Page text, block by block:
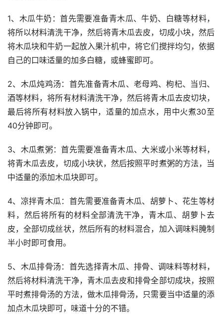
1、木瓜牛奶：首先需要准备青木瓜、牛奶、白糖等材料，
将所以材料清洗干净，然后将青木瓜去皮，切成小块，然后
将木瓜块和牛奶一起放入果汁机中，将它们搅拌均匀，依据
自己的口味适量的加多白糖，或蜂蜜即可。
2、木瓜炖鸡汤：首先准备青木瓜、老母鸡、枸杞、当归、
酒等材料，将所有材料清洗干净，然后将青木瓜去皮切块，
最后将所有材料放入锅中，适量的加点水，用中火煮30至
40分钟即可。
3、木瓜煮粥：首先需要准备青木瓜、大米或小米等材料，
将青木瓜去皮，切成小块状，然后按照平时煮粥的方法，当
中适量的添加木瓜块即可。
4、凉拌青木瓜：首先需要准备青木瓜、胡萝卜、花生等材
料，然后将所有的材料全部清洗干净，青木瓜、胡萝卜去
皮，全部切成丝状，然后所有的材料混合，加入调味料腌制
半小时即可食用。
5、木瓜排骨汤：首先选择青木瓜、排骨、调味料等材料，
然后将材料清洗干净，青木瓜去皮和排骨全部切成块，按照
平时煮排骨汤的方法，做木瓜排骨汤，只需要当中适量的添
加点木瓜块即可，味道十分的不错。